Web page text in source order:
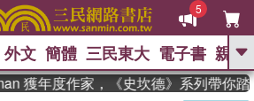
5
GO
外文 簡體 三民東大 電子書 親子
獲年度作家，《史坎德》系列帶你踏